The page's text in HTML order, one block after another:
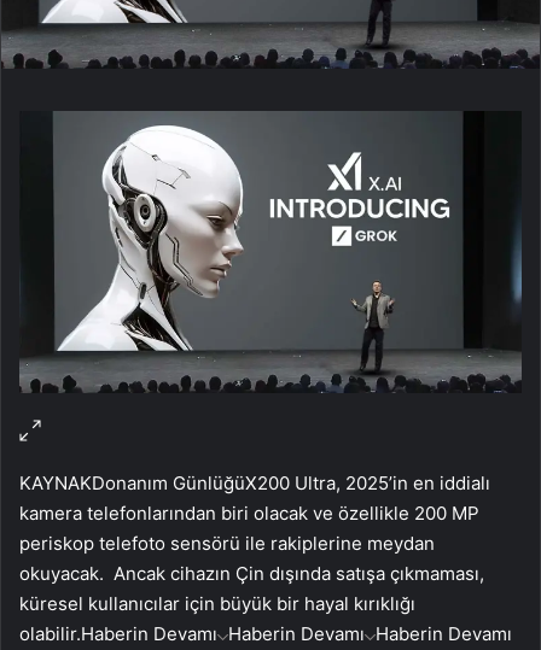
KAYNAKDonanım GünlüğüX200 Ultra, 2025’in en iddialı
kamera telefonlarından biri olacak ve özellikle 200 MP
periskop telefoto sensörü ile rakiplerine meydan
okuyacak. Ancak cihazın Çin dışında satışa çıkmaması,
küresel kullanıcılar için büyük bir hayal kırıklığı
olabilir.Haberin Devamı Haberin Devamı Haberin Devamı